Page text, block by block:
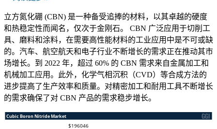
立方氮化硼 (CBN) 是一种备受追捧的材料，以其卓越的硬度
和热稳定性而闻名，仅次于金刚石。 CBN 广泛应用于切削工
具、磨料和涂料，在需要高性能材料的工业应用中是不可或缺
的。汽车、航空航天和电子行业不断增长的需求正在推动其市
场增长。到 2022 年，超过 60% 的 CBN 需求来自金属加工和
机械加工应用。此外，化学气相沉积（CVD）等合成方法的
进步提高了生产效率和质量。对精密加工和耐用工具不断增长
的需求确保了对 CBN 产品的需求稳步增长。